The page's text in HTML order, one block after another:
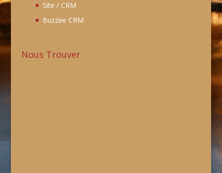
Site / CRM
Buzzee CRM
Nous Trouver